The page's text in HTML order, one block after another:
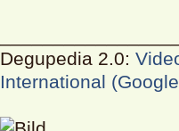
Degupedia 2.0:
International